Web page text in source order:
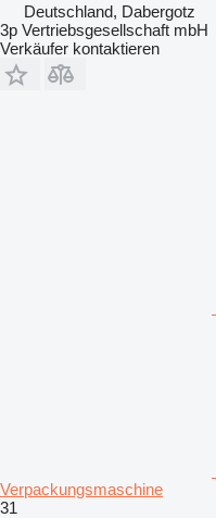
Deutschland, Dabergotz
3p Vertriebsgesellschaft mbH
Verkäufer kontaktieren
Verpackungsmaschine
31